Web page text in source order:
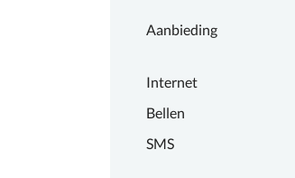
Aanbieding
Internet
Bellen
SMS